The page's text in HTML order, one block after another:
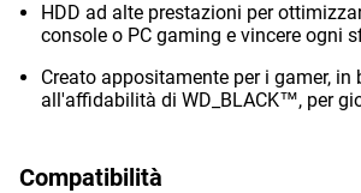
HDD ad alte prestazioni per
console o PC gaming e vincere ogni
Creato appositamente per i gamer,
all'affidabilità di WD_BLACK™, per
Compatibilità